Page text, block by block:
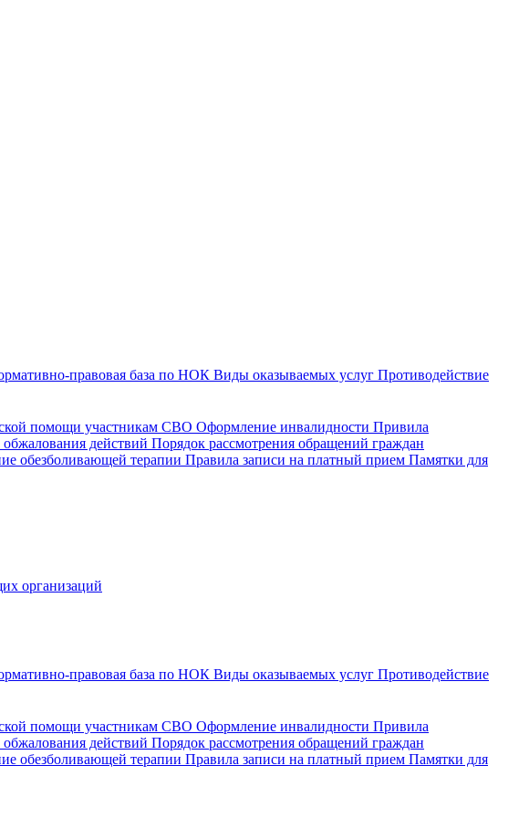
правовая база по НОК Виды оказываемых услуг Противодействие
помощи участникам СВО Оформление инвалидности Привила
действий Порядок рассмотрения обращений граждан
обезболивающей терапии Правила записи на платный прием Памятки для
организаций
правовая база по НОК Виды оказываемых услуг Противодействие
помощи участникам СВО Оформление инвалидности Привила
действий Порядок рассмотрения обращений граждан
обезболивающей терапии Правила записи на платный прием Памятки для